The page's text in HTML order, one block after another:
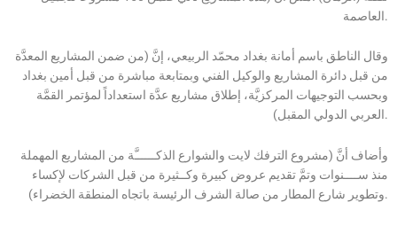
العاصمة.
وقال الناطق باسم أمانة بغداد محمّد الربيعي، إنَّ (من ضمن المشاريع المعدَّة
من قبل دائرة المشاريع والوكيل الفني وبمتابعة مباشرة من قبل أمين بغداد
وبحسب التوجيهات المركزيَّة، إطلاق مشاريع عدَّة استعداداً لمؤتمر القمَّة
العربي الدولي المقبل).
وأضاف أنَّ (مشروع الترفك لايت والشوارع الذكــــــَّة من المشاريع المهملة
منذ ســــنوات وتمَّ تقديم عروض كبيرة وكــثيرة من قبل الشركات لإكساء
وتطوير شارع المطار من صالة الشرف الرئيسة باتجاه المنطقة الخضراء).